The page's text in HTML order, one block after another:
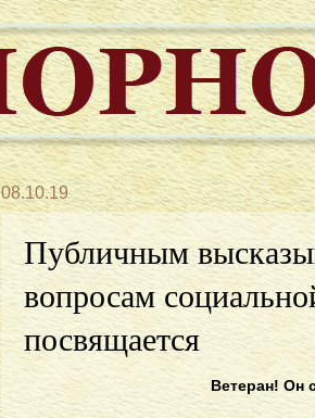
08.10.19
Публичным
вопросам
посвящается
Ветеран! Он